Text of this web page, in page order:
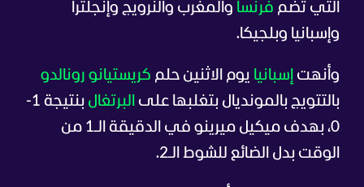
التي تضم فرنسا والمغرب والنرويج وإنجلترا
وإسبانيا وبلجيكا.
وأنهت إسبانيا يوم الاثنين حلم كريستيانو رونالدو
بالتتويج بالمونديال بتغلبها على البرتغال
بنتيجة 1-
0، بهدف ميكيل ميرينو في الدقيقة الـ1 من
الوقت بدل الضائع للشوط الـ2.